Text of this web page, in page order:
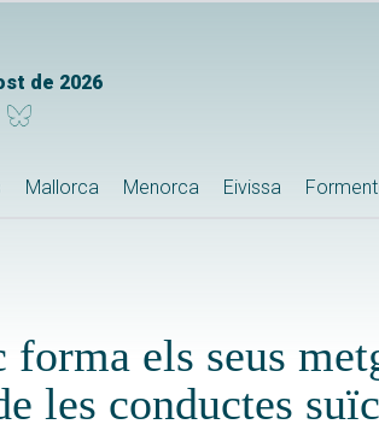
de 2026
Mallorca Menorca Eivissa
els seus
les conductes